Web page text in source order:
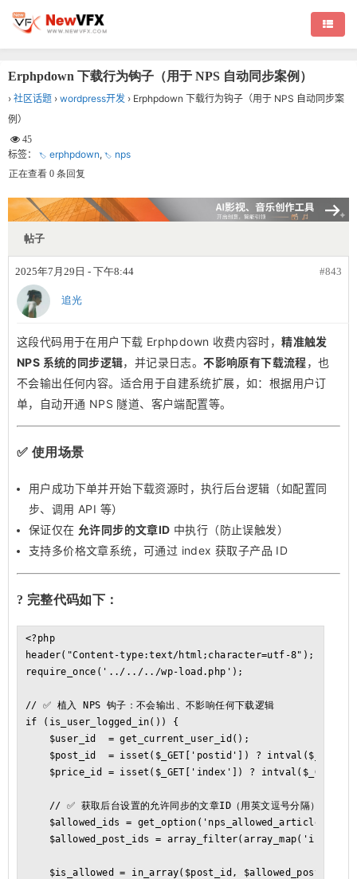
Erphpdown 下载行为钩子（用于 NPS 自动同步案例）
› 社区话题 › wordpress开发 › Erphpdown 下载行为钩子（用于 NPS 自动同步案
例）
45
标签： erphpdown, nps
正在查看 0 条回复
帖子
2025年7月29日 - 下午8:44 #843
追光
这段代码用于在用户下载 Erphpdown 收费内容时，精准触发
NPS 系统的同步逻辑，并记录日志。不影响原有下载流程，也
不会输出任何内容。适合用于自建系统扩展，如：根据用户订
单，自动开通 NPS 隧道、客户端配置等。
✅ 使用场景
用户成功下单并开始下载资源时，执行后台逻辑（如配置同
步、调用 API 等）
保证仅在 允许同步的文章ID 中执行（防止误触发）
支持多价格文章系统，可通过 index 获取子产品 ID
? 完整代码如下：
<?php
header("Content-type:text/html;character=utf-8");
require_once('../../../wp-load.php');
// ✅ 植入 NPS 钩子：不会输出、不影响任何下载逻辑
if (is_user_logged_in()) {
    $user_id  = get_current_user_id();
$post_id  = isset($_GET['postid']) ?
$price_id = isset($_GET['index']) ?
    // ✅ 获取后台设置的允许同步的文章ID（用英文逗号分隔）
$allowed_ids =
$allowed_post_ids =
$is_allowed = in_array($post_id, $allowed_post_ids,